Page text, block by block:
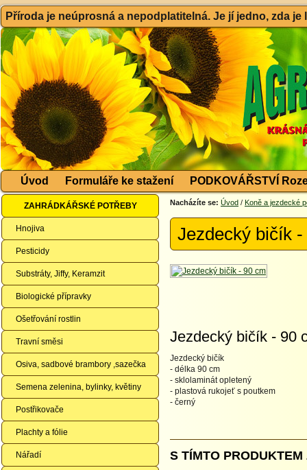
Příroda je neúprosná a nepodplatitelná. Je jí jedno, zda
Úvod Formuláře ke stažení PODKOVÁŘSTVÍ
ZAHRÁDKÁŘSKÉ POTŘEBY
Hnojiva
Pesticidy
Substráty, Jiffy, Keramzit
Biologické přípravky
Ošetřování rostlin
Travní směsi
Osiva, sadbové brambory ,sazečka
Semena zelenina, bylinky, květiny
Postřikovače
Plachty a fólie
Nářadí
Nacházíte se: Úvod / Koně a jezdecké
Jezdecký bičík
Jezdecký bičík - 90
Jezdecký bičík
- délka 90 cm
- sklolaminát opletený
- plastová rukojeť s poutkem
- černý
S TÍMTO